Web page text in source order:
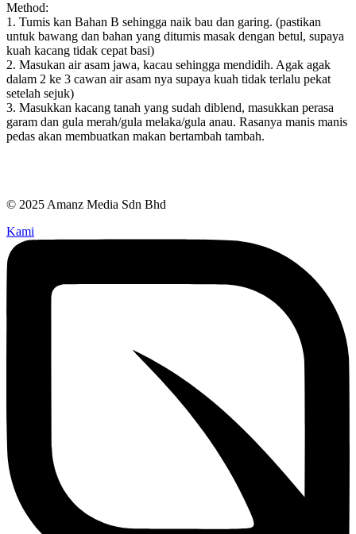
Method:
1. Tumis kan Bahan B sehingga naik bau dan garing. (pastikan
untuk bawang dan bahan yang ditumis masak dengan betul, supaya
kuah kacang tidak cepat basi)
2. Masukan air asam jawa, kacau sehingga mendidih. Agak agak
dalam 2 ke 3 cawan air asam nya supaya kuah tidak terlalu pekat
setelah sejuk)
3. Masukkan kacang tanah yang sudah diblend, masukkan perasa
garam dan gula merah/gula melaka/gula anau. Rasanya manis manis
pedas akan membuatkan makan bertambah tambah.
© 2025 Amanz Media Sdn Bhd
Kami